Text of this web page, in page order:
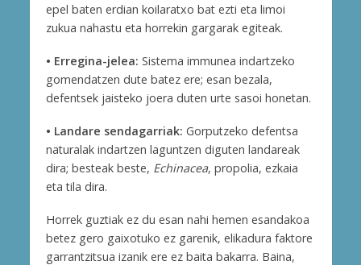
epel baten erdian koilaratxo bat ezti eta limoi
zukua nahastu eta horrekin gargarak egiteak.
• Erregina-jelea: Sistema immunea indartzeko
gomendatzen dute batez ere; esan bezala,
defentsek jaisteko joera duten urte sasoi honetan.
• Landare sendagarriak: Gorputzeko defentsa
naturalak indartzen laguntzen diguten landareak
dira; besteak beste, Echinacea, propolia, ezkaia
eta tila dira.
Horrek guztiak ez du esan nahi hemen esandakoa
betez gero gaixotuko ez garenik, elikadura faktore
garrantzitsua izanik ere ez baita bakarra. Baina,